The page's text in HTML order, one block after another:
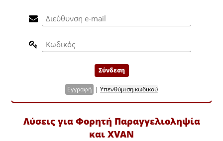
Σύνδεση
Εγγραφή | Υπενθύμιση κωδικού
Λύσεις για Φορητή Παραγγελιοληψία
και XVAN